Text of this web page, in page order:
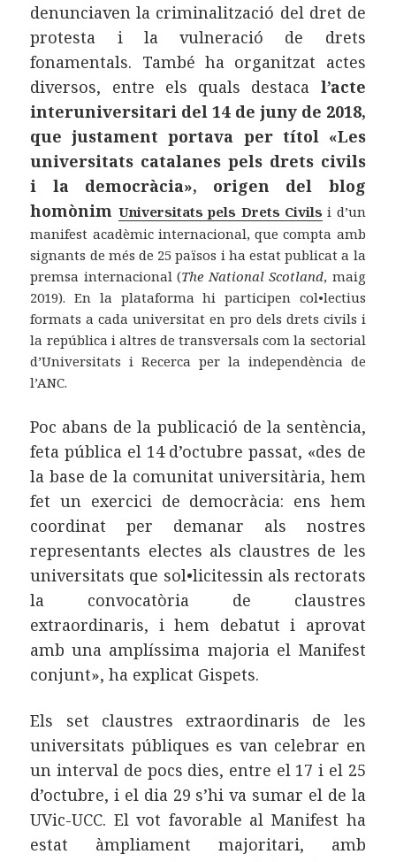
denunciaven la criminalització del dret de
protesta i la vulneració de drets
fonamentals. També ha organitzat actes
diversos, entre els quals destaca l’acte
interuniversitari del 14 de juny de 2018,
que justament portava per títol «Les
universitats catalanes pels drets civils
i la democràcia», origen del blog
homònim Universitats pels Drets Civils i d’un
manifest acadèmic internacional, que compta amb
signants de més de 25 països i ha estat publicat a la
premsa internacional (The National Scotland, maig
2019). En la plataforma hi participen col•lectius
formats a cada universitat en pro dels drets civils i
la república i altres de transversals com la sectorial
d’Universitats i Recerca per la independència de
l’ANC.
Poc abans de la publicació de la sentència,
feta pública el 14 d’octubre passat, «des de
la base de la comunitat universitària, hem
fet un exercici de democràcia: ens hem
coordinat per demanar als nostres
representants electes als claustres de les
universitats que sol•licitessin als rectorats
la convocatòria de claustres
extraordinaris, i hem debatut i aprovat
amb una amplíssima majoria el Manifest
conjunt», ha explicat Gispets.
Els set claustres extraordinaris de les
universitats públiques es van celebrar en
un interval de pocs dies, entre el 17 i el 25
d’octubre, i el dia 29 s’hi va sumar el de la
UVic-UCC. El vot favorable al Manifest ha
estat àmpliament majoritari, amb